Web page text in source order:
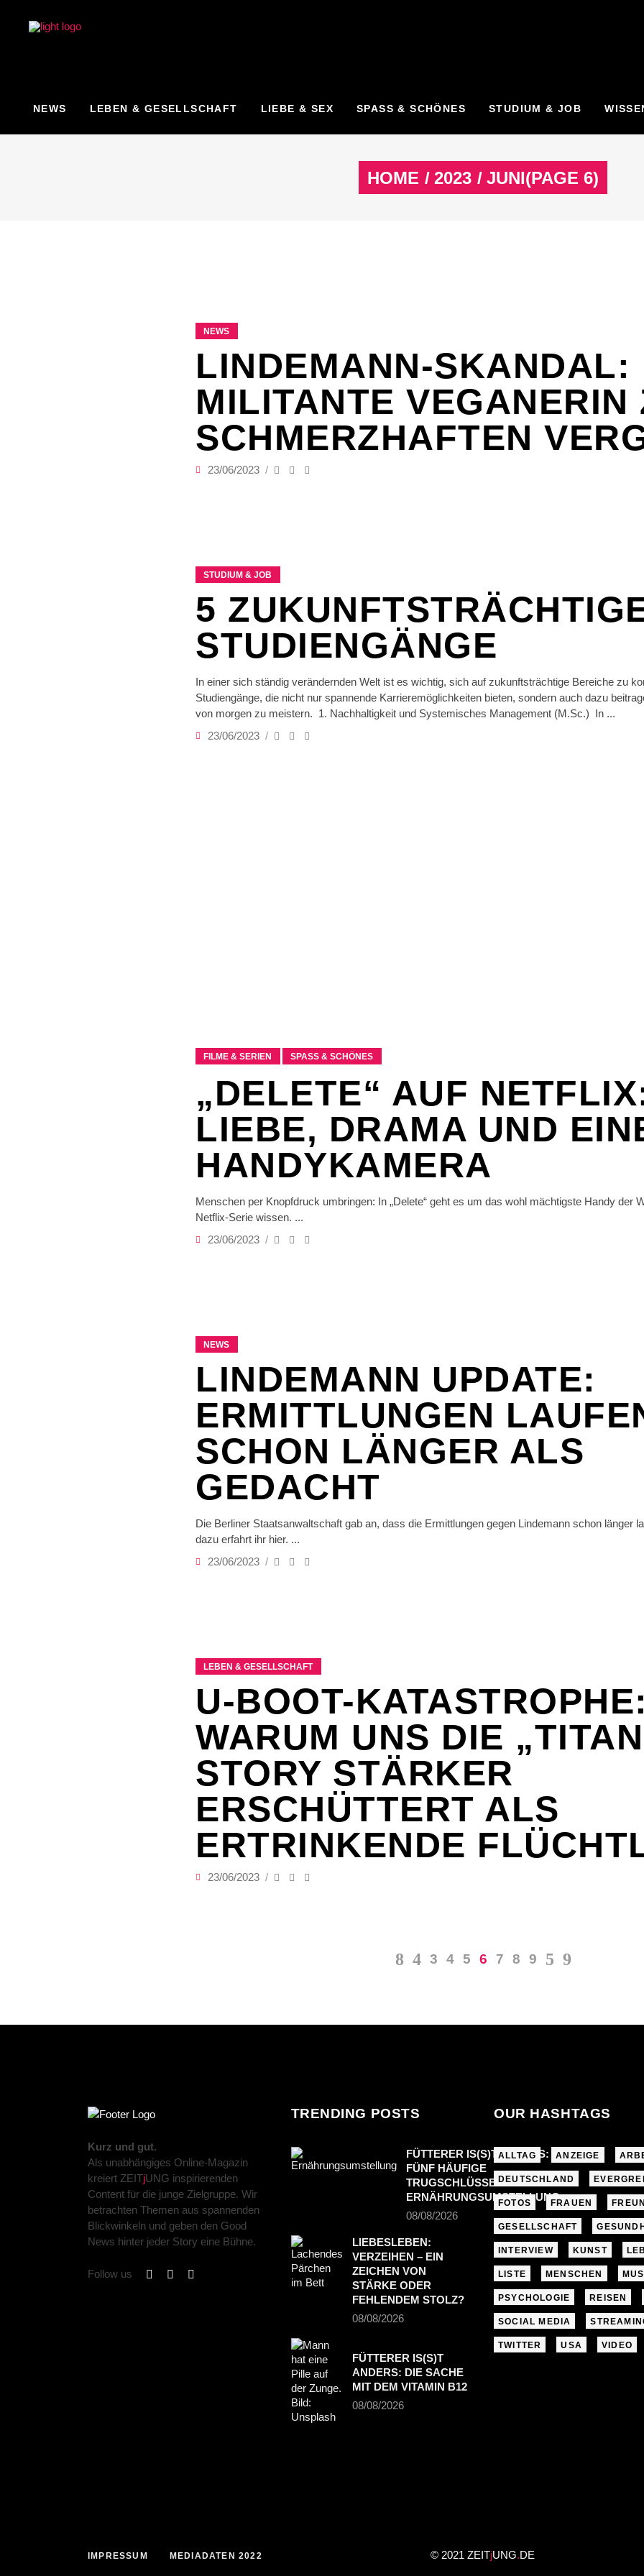
NEWS LEBEN & GESELLSCHAFT LIEBE & SEX SPASS & SCHÖNES STUDIUM & JOB
HOME / 2023 / JUNI(PAGE 6)
NEWS
LINDEMANN-SKANDAL:
MILITANTE VEGANERIN
SCHMERZHAFTEN
23/06/2023
STUDIUM & JOB
5
STUDIENGÄNGE
In einer sich ständig verändernden Welt ist es wichtig, sich auf zukunftsträchtige Bereiche zu
Studiengänge, die nicht nur spannende Karrieremöglichkeiten bieten, sondern auch dazu
von morgen zu meistern. 1. Nachhaltigkeit und Systemisches Management (M.Sc.) In
23/06/2023
FILME & SERIEN SPASS & SCHÖNES
„DELETE“ AUF
LIEBE, DRAMA UND
HANDYKAMERA
Menschen per Knopfdruck umbringen: In „Delete“ geht es um das wohl mächtigste Handy der
Netflix-Serie wissen.
23/06/2023
NEWS
LINDEMANN UPDATE:
ERMITTLUNGEN
SCHON LÄNGER ALS
GEDACHT
Die Berliner Staatsanwaltschaft gab an, dass die Ermittlungen gegen Lindemann schon länger
dazu erfahrt ihr hier.
23/06/2023
LEBEN & GESELLSCHAFT
U-BOOT-KATASTROPHE:
WARUM UNS DIE
STORY STÄRKER
ERSCHÜTTERT ALS
ERTRINKENDE
23/06/2023
3 4 5 6 7 8 9
Kurz und gut.
Als unabhängiges Online-Magazin
kreiert ZEITjUNG inspirierenden
Content für die junge Zielgruppe. Wir
betrachten Themen aus spannenden
Blickwinkeln und geben den Good
News hinter jeder Story eine Bühne.
Follow us
TRENDING POSTS
FÜTTERER IS(S)T ANDERS:
FÜNF HÄUFIGE
TRUGSCHLÜSSE BEI DER
ERNÄHRUNGSUMSTELLUNG
08/08/2026
LIEBESLEBEN:
VERZEIHEN – EIN
ZEICHEN VON
STÄRKE ODER
FEHLENDEM STOLZ?
08/08/2026
FÜTTERER IS(S)T
ANDERS: DIE SACHE
MIT DEM VITAMIN B12
08/08/2026
OUR HASHTAGS
ALLTAG ANZEIGE
DEUTSCHLAND
FOTOS FRAUEN
GESELLSCHAFT
INTERVIEW KUNST
LISTE MENSCHEN
PSYCHOLOGIE REISEN
SOCIAL MEDIA
TWITTER USA VIDEO
IMPRESSUM MEDIADATEN 2022 © 2021 ZEITjUNG.DE